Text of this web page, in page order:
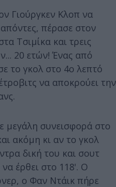
Γιούργκεν Κλοπ να
πέρασε στον
Τσιμίκα και τρεις
20 ετών! Ένας από
το γκολ στο 4ο λεπτό
να αποκρούει την
μεγάλη συνεισφορά στο
ακόμη κι αν το γκολ
δική του και σουτ
έρθει στο 118'. Ο
ο Φαν Ντάικ πήρε